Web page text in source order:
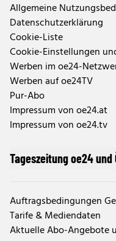
Allgemeine
Datenschutzerklärung
Cookie-Liste
Cookie-Einstellungen
Werben im oe24-
Werben auf oe24TV
Pur-Abo
Impressum von oe24.at
Impressum von oe24.tv
Tageszeitung oe24 und
Auftragsbedingungen
Tarife & Mediendaten
Aktuelle Abo-Angebote